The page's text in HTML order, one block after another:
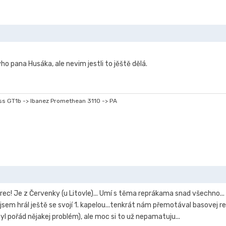
pana Husáka, ale nevim jestli to jěště dělá.
GT1b -> Ibanez Promethean 3110 -> PA
Je z Červenky (u Litovle)... Umí s těma reprákama snad všechno...
hrál ještě se svojí 1. kapelou...tenkrát nám přemotával basovej
pořád nějakej problém), ale moc si to už nepamatuju...